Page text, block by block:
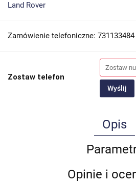
Land Rover
Zamówienie telefoniczne: 731133484
Zostaw telefon
Wyślij
Opis
Opinie i